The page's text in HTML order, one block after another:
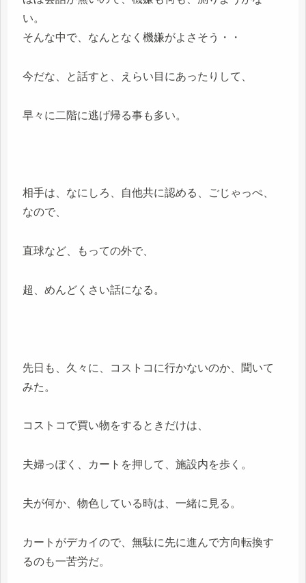
い。
そんな中で、なんとなく機嫌がよさそう・・
今だな、と話すと、えらい目にあったりして、
早々に二階に逃げ帰る事も多い。
相手は、なにしろ、自他共に認める、ごじゃっぺ、
なので、
直球など、もっての外で、
超、めんどくさい話になる。
先日も、久々に、コストコに行かないのか、聞いて
みた。
コストコで買い物をするときだけは、
夫婦っぽく、カートを押して、施設内を歩く。
夫が何か、物色している時は、一緒に見る。
カートがデカイので、無駄に先に進んで方向転換す
るのも一苦労だ。